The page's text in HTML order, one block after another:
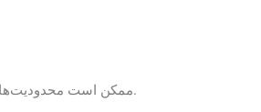
GroupDocs.Conversion برنامه‌های رایگان Cloud ممکن است محدودیت‌هایی در تعداد تبدیل‌ها، اندازه فایل یا فرمت‌های خروجی در مقایسه با طرح‌های اشتراک پولی داشته باشند.